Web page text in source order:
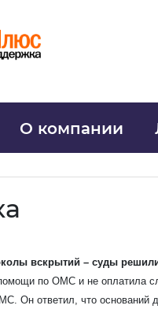
О компании
вскрытий – суды
по ОМС и не оплатила
Он ответил, что оснований